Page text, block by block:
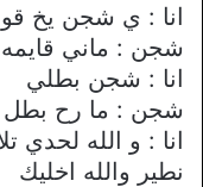
انا : ي شجن يخ
شجن : ماني
انا : شجن بطلي
شجن : ما رح بطل
انا : و الله لحدي
نطير والله اخليك